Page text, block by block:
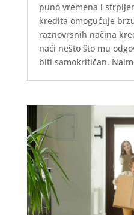
puno vremena i
kredita omogućuje
raznovrsnih načina
naći nešto što mu
biti samokritičan.